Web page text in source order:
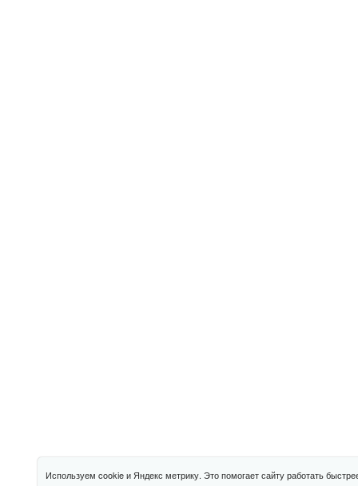
Используем cookie и Яндекс метрику. Это помогает сайту работать